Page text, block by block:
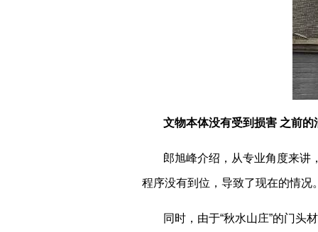
文物本体没有受到损害 之前
郎旭峰介绍，从专业角度来讲
程序没有到位，导致了现在的情况
同时，由于“秋水山庄”的门头